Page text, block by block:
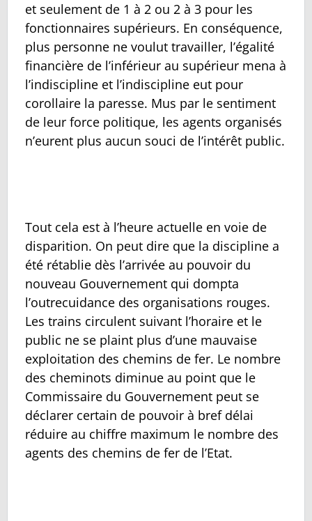
et seulement de 1 à 2 ou 2 à 3 pour les
fonctionnaires supérieurs. En conséquence,
plus personne ne voulut travailler, l’égalité
financière de l’inférieur au supérieur mena à
l’indiscipline et l’indiscipline eut pour
corollaire la paresse. Mus par le sentiment
de leur force politique, les agents organisés
n’eurent plus aucun souci de l’intérêt public.
Tout cela est à l’heure actuelle en voie de
disparition. On peut dire que la discipline a
été rétablie dès l’arrivée au pouvoir du
nouveau Gouvernement qui dompta
l’outrecuidance des organisations rouges.
Les trains circulent suivant l’horaire et le
public ne se plaint plus d’une mauvaise
exploitation des chemins de fer. Le nombre
des cheminots diminue au point que le
Commissaire du Gouvernement peut se
déclarer certain de pouvoir à bref délai
réduire au chiffre maximum le nombre des
agents des chemins de fer de l’Etat.